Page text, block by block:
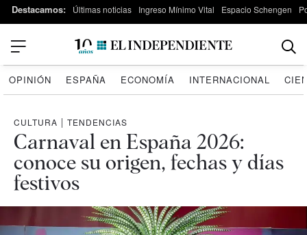
Destacamos: Últimas noticias Ingreso Mínimo Vital Espacio Schengen
OPINIÓN ESPAÑA ECONOMÍA INTERNACIONAL
CULTURA | TENDENCIAS
Carnaval en España 2026:
conoce su origen, fechas y días
festivos